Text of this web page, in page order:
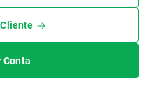
Conta